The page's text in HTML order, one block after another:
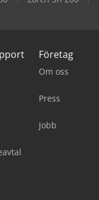
Företag
Om oss
Press
Jobb